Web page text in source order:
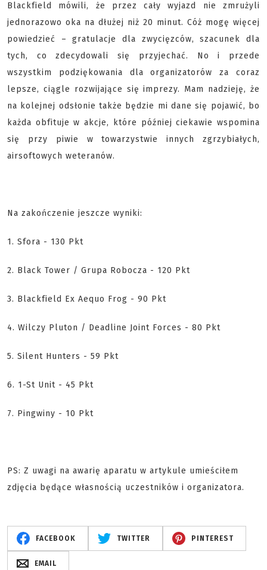
Blackfield mówili, że przez cały wyjazd nie zmrużyli
jednorazowo oka na dłużej niż 20 minut. Cóż mogę więcej
powiedzieć – gratulacje dla zwycięzców, szacunek dla
tych, co zdecydowali się przyjechać. No i przede
wszystkim podziękowania dla organizatorów za coraz
lepsze, ciągle rozwijające się imprezy. Mam nadzieję, że
na kolejnej odsłonie także będzie mi dane się pojawić, bo
każda obfituje w akcje, które później ciekawie wspomina
się przy piwie w towarzystwie innych zgrzybiałych,
airsoftowych weteranów.
Na zakończenie jeszcze wyniki:
1. Sfora - 130 Pkt
2. Black Tower / Grupa Robocza - 120 Pkt
3. Blackfield Ex Aequo Frog - 90 Pkt
4. Wilczy Pluton / Deadline Joint Forces - 80 Pkt
5. Silent Hunters - 59 Pkt
6. 1-St Unit - 45 Pkt
7. Pingwiny - 10 Pkt
PS: Z uwagi na awarię aparatu w artykule umieściłem
zdjęcia będące własnością uczestników i organizatora.
FACEBOOK TWITTER PINTEREST
EMAIL